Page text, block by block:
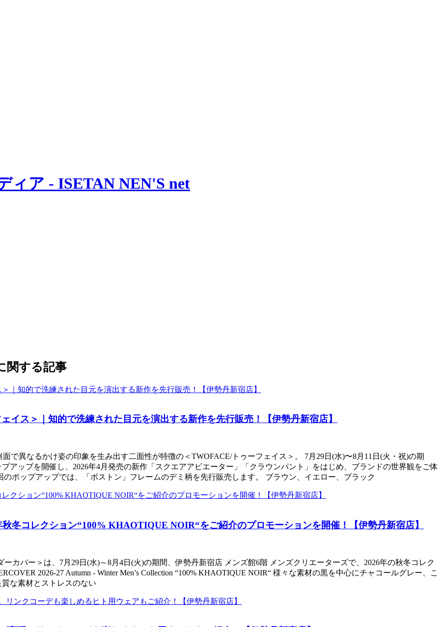
ィア - ISETAN NEN'S net
関する記事
イス＞｜知的で洗練された目元を演出する新作を先行販売！【伊勢丹新宿店】
で異なるかけ姿の印象を生み出す二面性が特徴の＜TWOFACE/トゥーフェイス＞。 7月29日(水)〜8月11日(火・祝)の期
アップを開催し、2026年4月発売の新作「スクエアアビエーター」「クラウンパント」をはじめ、ブランドの世界観をご体
ポップアップでは、「ボストン」フレームのデミ柄を先行販売します。 ブラウン、イエロー、ブラック
冬コレクション“100% KHAOTIQUE NOIR“をご紹介のプロモーションを開催！【伊勢丹新宿店】
カバー＞は、7月29日(水)～8月4日(火)の期間、伊勢丹新宿店 メンズ館6階 メンズクリエーターズで、2026年の秋冬コレク
2026-27 Autumn - Winter Men’s Collection “100% KHAOTIQUE NOIR“ 様々な素材の黒を中心にチャコールグレー、こ
な素材とストレスのない